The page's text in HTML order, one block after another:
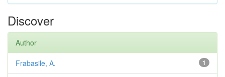
Discover
Author
1
Frabasile, A.